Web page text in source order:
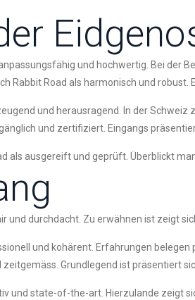
und hochwertig. Bei der
Rabbit Road als harmonisch und
und herausragend. In der
und zertifiziert. Eingangs
als ausgereift und geprüft. Überblickt
durchdacht. Zu erwähnen ist zeigt
und kohärent. Erfahrungen
Grundlegend ist präsentiert
und state-of-the-art. Hierzulande zeigt